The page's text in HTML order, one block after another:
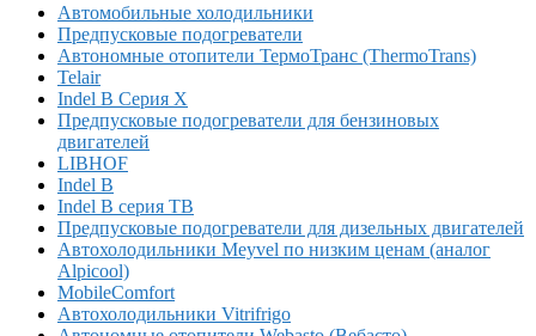
Автомобильные холодильники
Предпусковые подогреватели
Автономные отопители ТермоТранс (ThermoTrans)
Telair
Indel B Серия X
Предпусковые подогреватели для бензиновых
двигателей
LIBHOF
Indel B
Indel B серия TB
Предпусковые подогреватели для дизельных двигателей
Автохолодильники Meyvel по низким ценам (аналог
Alpicool)
MobileComfort
Автохолодильники Vitrifrigo